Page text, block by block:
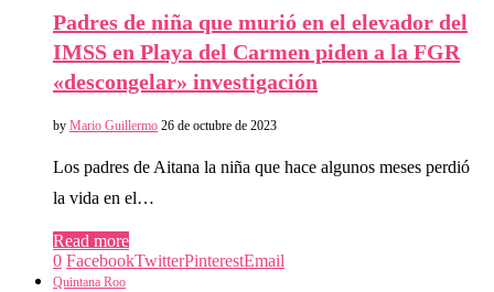
Padres de niña que murió en el elevador del
IMSS en Playa del Carmen piden a la FGR
«descongelar» investigación
by Mario Guillermo 26 de octubre de 2023
Los padres de Aitana la niña que hace algunos meses perdió
la vida en el…
Read more
0 FacebookTwitterPinterestEmail
Quintana Roo